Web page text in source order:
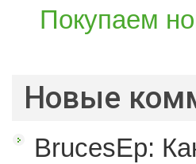
Покупаем
Новые
BrucesEp: